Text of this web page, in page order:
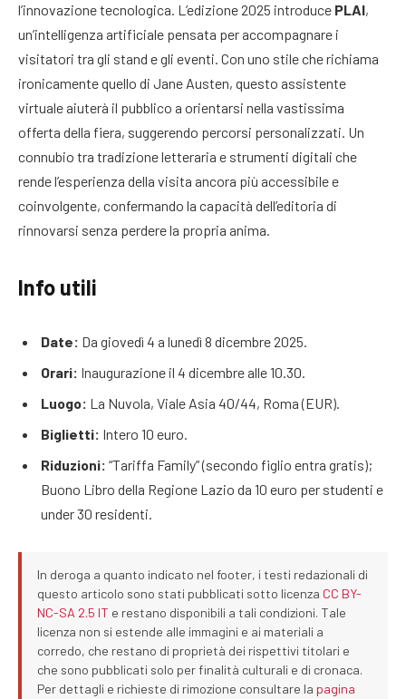
l’innovazione tecnologica. L’edizione 2025 introduce PLAI,
un’intelligenza artificiale pensata per accompagnare i
visitatori tra gli stand e gli eventi. Con uno stile che richiama
ironicamente quello di Jane Austen, questo assistente
virtuale aiuterà il pubblico a orientarsi nella vastissima
offerta della fiera, suggerendo percorsi personalizzati. Un
connubio tra tradizione letteraria e strumenti digitali che
rende l’esperienza della visita ancora più accessibile e
coinvolgente, confermando la capacità dell’editoria di
rinnovarsi senza perdere la propria anima.
Info utili
Date: Da giovedì 4 a lunedì 8 dicembre 2025.
Orari: Inaugurazione il 4 dicembre alle 10.30.
Luogo: La Nuvola, Viale Asia 40/44, Roma (EUR).
Biglietti: Intero 10 euro.
Riduzioni: “Tariffa Family” (secondo figlio entra gratis);
Buono Libro della Regione Lazio da 10 euro per studenti e
under 30 residenti.
In deroga a quanto indicato nel footer, i testi redazionali di
questo articolo sono stati pubblicati sotto licenza CC BY-
NC-SA 2.5 IT e restano disponibili a tali condizioni. Tale
licenza non si estende alle immagini e ai materiali a
corredo, che restano di proprietà dei rispettivi titolari e
che sono pubblicati solo per finalità culturali e di cronaca.
Per dettagli e richieste di rimozione consultare la pagina